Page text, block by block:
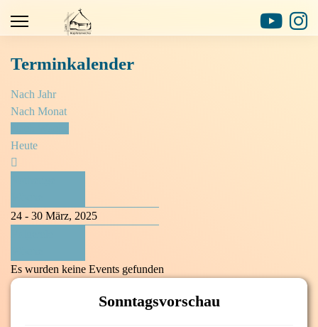
Terminkalender
Nach Jahr
Nach Monat
Heute
24 - 30 März, 2025
Es wurden keine Events gefunden
Sonntagsvorschau